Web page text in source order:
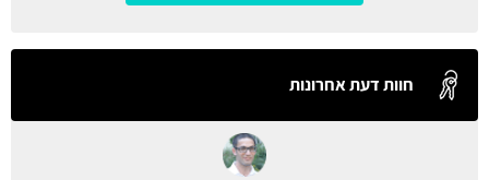
חוות דעת אחרונות